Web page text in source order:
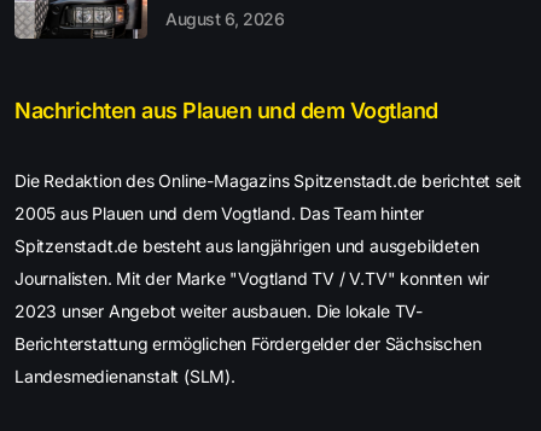
August 6, 2026
Nachrichten aus Plauen und dem Vogtland
Die Redaktion des Online-Magazins Spitzenstadt.de berichtet seit
2005 aus Plauen und dem Vogtland. Das Team hinter
Spitzenstadt.de besteht aus langjährigen und ausgebildeten
Journalisten. Mit der Marke "Vogtland TV / V.TV" konnten wir
2023 unser Angebot weiter ausbauen. Die lokale TV-
Berichterstattung ermöglichen Fördergelder der Sächsischen
Landesmedienanstalt (SLM).